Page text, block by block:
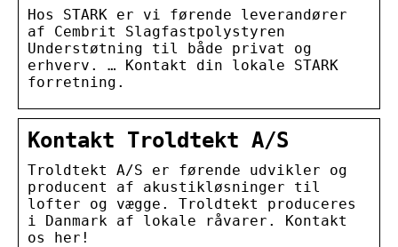
Hos STARK er vi førende leverandører
af Cembrit Slagfastpolystyren
Understøtning til både privat og
erhverv. … Kontakt din lokale STARK
forretning.
Kontakt Troldtekt A/S
Troldtekt A/S er førende udvikler og
producent af akustikløsninger til
lofter og vægge. Troldtekt produceres
i Danmark af lokale råvarer. Kontakt
os her!